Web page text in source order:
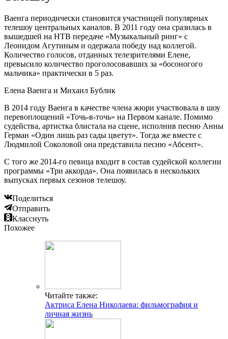
Ваенга периодически становится участницей популярных
телешоу центральных каналов. В 2011 году она сразилась в
вышедшей на НТВ передаче «Музыкальный ринг» с
Леонидом Агутиным и одержала победу над коллегой.
Количество голосов, отданных телезрителями Елене,
превысило количество проголосовавших за «босоногого
мальчика» практически в 5 раз.
Елена Ваенга и Михаил Бублик
В 2014 году Ваенга в качестве члена жюри участвовала в шоу
перевоплощений «Точь-в-точь» на Первом канале. Помимо
судейства, артистка блистала на сцене, исполнив песню Анны
Герман «Один лишь раз сады цветут». Тогда же вместе с
Людмилой Соколовой она представила песню «Абсент».
С того же 2014-го певица входит в состав судейской коллегии
программы «Три аккорда». Она появилась в нескольких
выпусках первых сезонов телешоу.
Поделиться
Отправить
Класснуть
Похожее
Читайте также:
Актриса Елена Николаева: фильмография и
личная жизнь